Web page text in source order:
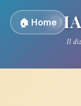
🏠 Home
Il